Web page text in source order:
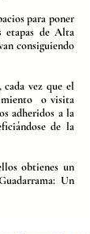
para poner
etapas de Alta
consiguiendo
cada vez que el
o visita
adheridos a la
de la
obtienes un
Un